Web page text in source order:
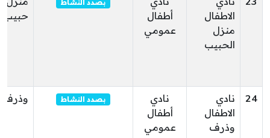
الاطفال
منزل
الحبيب
أطفال
عمومي
بصدد النشاط
حبيب
24
نادي
الاطفال
وذرف
نادي
أطفال
عمومي
بصدد النشاط وذرف